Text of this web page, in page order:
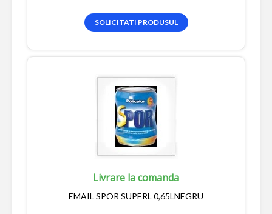
SOLICITATI PRODUSUL
Livrare la comanda
EMAIL SPOR SUPERL 0,65LNEGRU